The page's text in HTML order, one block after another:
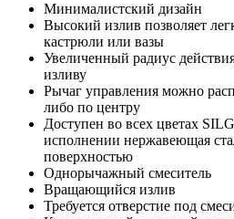
Минималистский дизайн
Высокий излив позволяет
кастрюли или вазы
Увеличенный радиус
изливу
Рычаг управления можно
либо по центру
Доступен во всех цветах
исполнении нержавеющая
поверхностью
Однорычажный смеситель
Вращающийся излив
Требуется отверстие под